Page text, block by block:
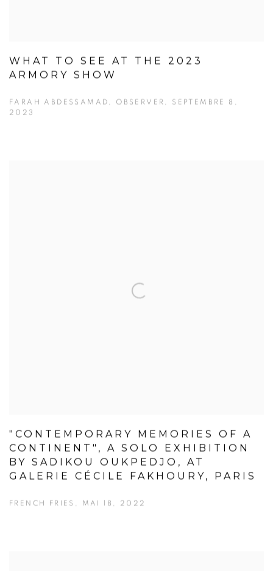
WHAT TO SEE AT THE 2023
ARMORY SHOW
FARAH ABDESSAMAD, OBSERVER, SEPTEMBRE 8,
2023
"CONTEMPORARY MEMORIES OF A
CONTINENT", A SOLO EXHIBITION
BY SADIKOU OUKPEDJO, AT
GALERIE CÉCILE FAKHOURY, PARIS
FRENCH FRIES, MAI 18, 2022